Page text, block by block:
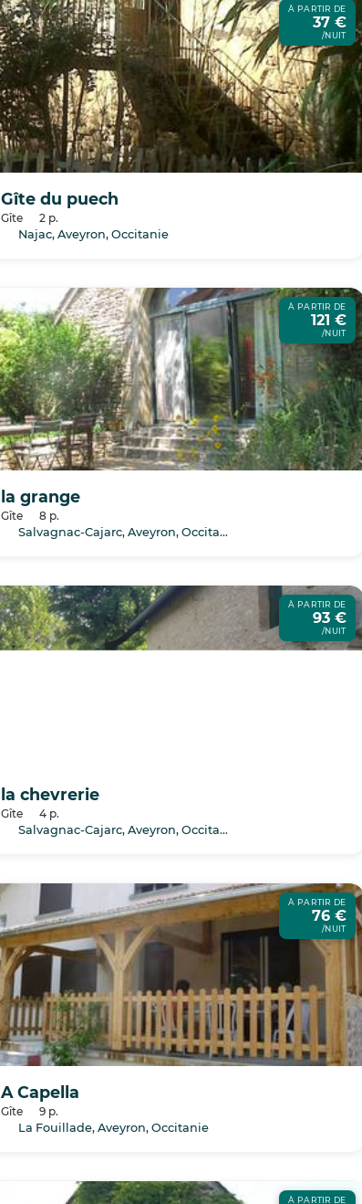
À PARTIR DE
37 €
/NUIT
Gîte du puech
Gîte
2 p.
Najac, Aveyron, Occitanie
À PARTIR DE
121 €
/NUIT
la grange
Gîte
8 p.
Salvagnac-Cajarc, Aveyron, Occitanie
À PARTIR DE
93 €
/NUIT
la chevrerie
Gîte
4 p.
Salvagnac-Cajarc, Aveyron, Occitanie
À PARTIR DE
76 €
/NUIT
A Capella
Gîte
9 p.
La Fouillade, Aveyron, Occitanie
À PARTIR DE